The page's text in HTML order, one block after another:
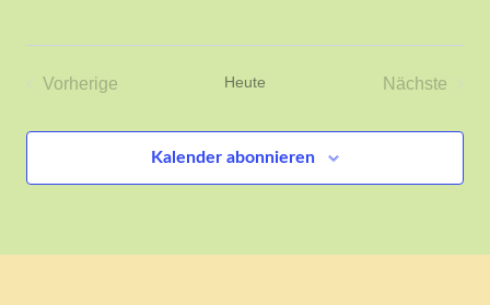
Vorherige
Heute
Nächste
Kalender abonnieren